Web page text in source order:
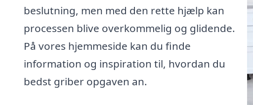
beslutning, men med den rette hjælp kan
processen blive overkommelig og glidende.
På vores hjemmeside kan du finde
information og inspiration til, hvordan du
bedst griber opgaven an.